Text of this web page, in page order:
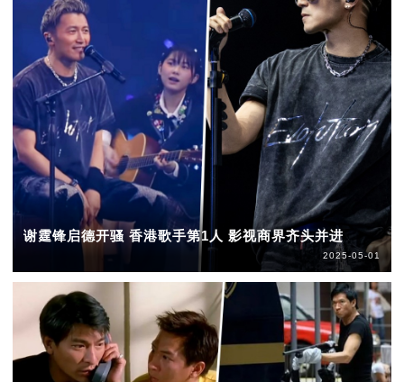
谢霆锋启德开骚 香港歌手第1人 影视商界齐头并进
2025-05-01